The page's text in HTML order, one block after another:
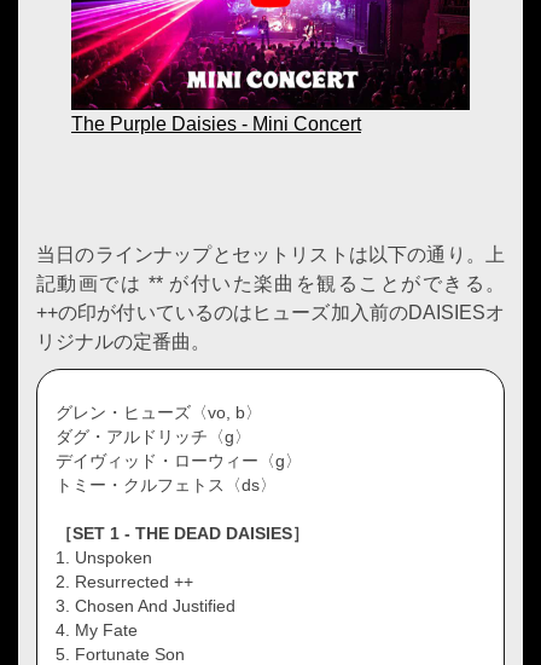
The Purple Daisies - Mini Concert
当日のラインナップとセットリストは以下の通り。上
記動画では ** が付いた楽曲を観ることができる。
++の印が付いているのはヒューズ加入前のDAISIESオ
リジナルの定番曲。
グレン・ヒューズ〈vo, b〉
ダグ・アルドリッチ〈g〉
デイヴィッド・ローウィー〈g〉
トミー・クルフェトス〈ds〉
［SET 1 - THE DEAD DAISIES］
1. Unspoken
2. Resurrected ++
3. Chosen And Justified
4. My Fate
5. Fortunate Son